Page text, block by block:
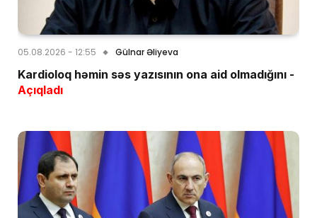
05.08.2026 - 12:55 Gülnar Əliyeva
Kardioloq həmin səs yazısının ona aid olmadığını -
Açıqladı